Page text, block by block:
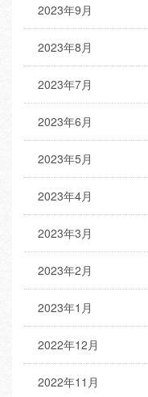
2023年9月
2023年8月
2023年7月
2023年6月
2023年5月
2023年4月
2023年3月
2023年2月
2023年1月
2022年12月
2022年11月